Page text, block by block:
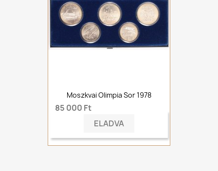
Moszkvai Olimpia Sor 1978
85 000 Ft
ELADVA